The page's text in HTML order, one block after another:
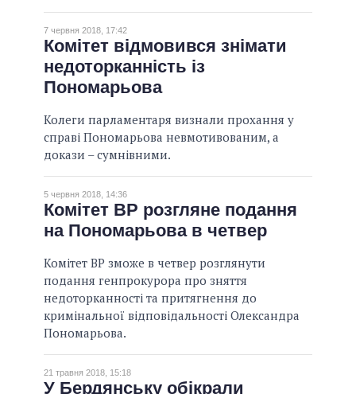
7 червня 2018, 17:42
Комітет відмовився знімати
недоторканність із
Пономарьова
Колеги парламентаря визнали прохання у
справі Пономарьова невмотивованим, а
докази – сумнівними.
5 червня 2018, 14:36
Комітет ВР розгляне подання
на Пономарьова в четвер
Комітет ВР зможе в четвер розглянути
подання генпрокурора про зняття
недоторканності та притягнення до
кримінальної відповідальності Олександра
Пономарьова.
21 травня 2018, 15:18
У Бердянську обікрали